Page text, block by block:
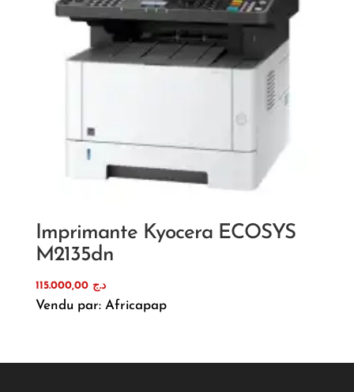
Imprimante Kyocera ECOSYS
M2135dn
د.ج 115.000,00
Vendu par: Africapap